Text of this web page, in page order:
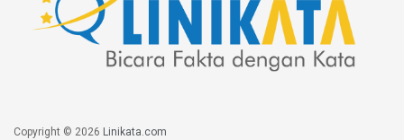
Copyright © 2026 Linikata.com